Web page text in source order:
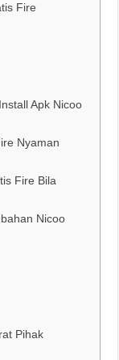
Fire
Apk Nicoo
Nyaman
Fire Bila
Nicoo
Pihak